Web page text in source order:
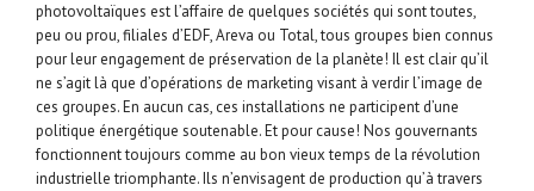
photovoltaïques est l’affaire de quelques sociétés qui sont toutes,
peu ou prou, filiales d’EDF, Areva ou Total, tous groupes bien connus
pour leur engagement de préservation de la planète! Il est clair qu’il
ne s’agit là que d’opérations de marketing visant à verdir l’image de
ces groupes. En aucun cas, ces installations ne participent d’une
politique énergétique soutenable. Et pour cause! Nos gouvernants
fonctionnent toujours comme au bon vieux temps de la révolution
industrielle triomphante. Ils n’envisagent de production qu’à travers